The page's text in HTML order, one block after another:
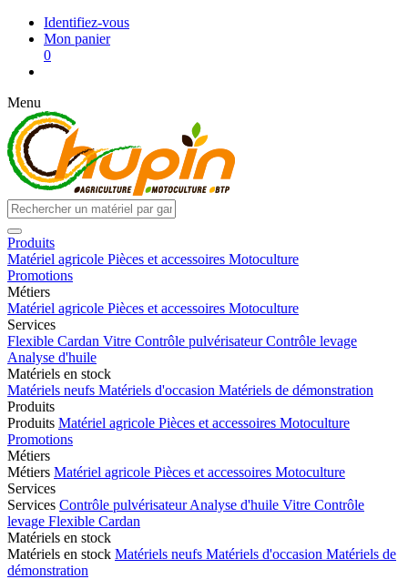
Identifiez-vous
Mon panier
0
Menu
Produits
Matériel agricole Pièces et accessoires Motoculture
Promotions
Métiers
Matériel agricole Pièces et accessoires Motoculture
Services
Flexible Cardan Vitre Contrôle pulvérisateurContrôle levage
Analyse d'huile
Matériels en stock
Matériels neufs Matériels d'occasion Matériels de démonstration
Produits
Produits Matériel agricole Pièces et accessoires Motoculture
Promotions
Métiers
Métiers Matériel agricole Pièces et accessoires Motoculture
Services
Services Contrôle pulvérisateurAnalyse d'huile Vitre Contrôle
levage Flexible Cardan
Matériels en stock
Matériels en stock Matériels neufs Matériels d'occasion Matériels de
démonstration